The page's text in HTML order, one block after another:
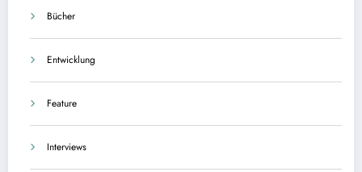
Bücher
Entwicklung
Feature
Interviews